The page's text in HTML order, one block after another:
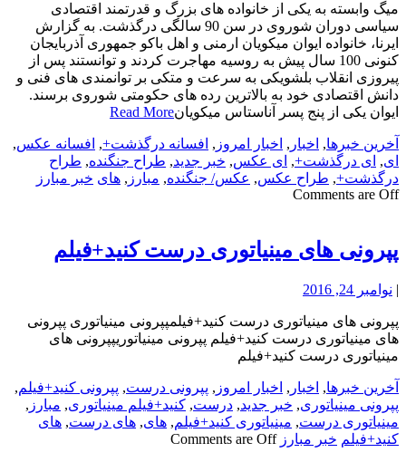
میگ وابسته به یکی از خانواده های بزرگ و قدرتمند اقتصادی
سیاسی دوران شوروی در سن 90 سالگی درگذشت. به گزارش
ایرنا، خانواده ایوان میکویان ارمنی و اهل باکو جمهوری آذربایجان
کنونی 100 سال پیش به روسیه مهاجرت کردند و توانستند پس از
پیروزی انقلاب بلشویکی به سرعت و متکی بر توانمندی های فنی و
دانش اقتصادی خود به بالاترین رده های حکومتی شوروی برسند.
ایوان یکی از پنج پسر آناستاس میکویانRead More
آخرین خبرها, اخبار , اخبار امروز , افسانه درگذشت+, افسانه عکس,
ای, ای درگذشت+, ای عکس, خبر جدید, طراح جنگنده, طراح
درگذشت+, طراح عکس, عکس/ جنگنده, مبارز , های خبر مبارز
Comments are Off
پپرونی های مینیاتوری درست کنید+فیلم
| نوامبر 24, 2016
پپرونی های مینیاتوری درست کنید+فیلمپپرونی مینیاتوری پپرونی
های مینیاتوری درست کنید+فیلم پپرونی مینیاتوریپپرونی های
مینیاتوری درست کنید+فیلم
آخرین خبرها, اخبار , اخبار امروز , پپرونی درست, پپرونی کنید+فیلم,
پپرونی مینیاتوری, خبر جدید, درست, کنید+فیلم مینیاتوری, مبارز ,
مینیاتوری درست, مینیاتوری کنید+فیلم, های, های درست, های
کنید+فیلم خبر مبارز Comments are Off